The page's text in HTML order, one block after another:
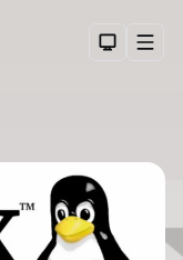
Dark